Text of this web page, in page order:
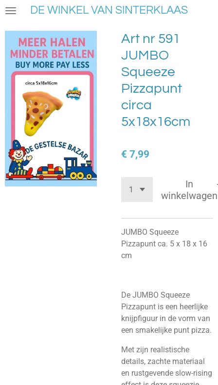
Ga
naar
hoofdinhoud
DE WINKEL VAN SINTERKLAAS
Art nr 591
JUMBO
Squeeze
Pizzapunt
circa
5x18x16cm
€ 7,99
In
winkelwagen
JUMBO Squeeze
Pizzapunt ca. 5 x 18 x 16
cm
De JUMBO Squeeze
Pizzapunt is een heerlijke
knijpfiguur in de vorm van
een smakelijke punt pizza.
Met zijn realistische
details, zachte materiaal
en rustgevende slow-rising